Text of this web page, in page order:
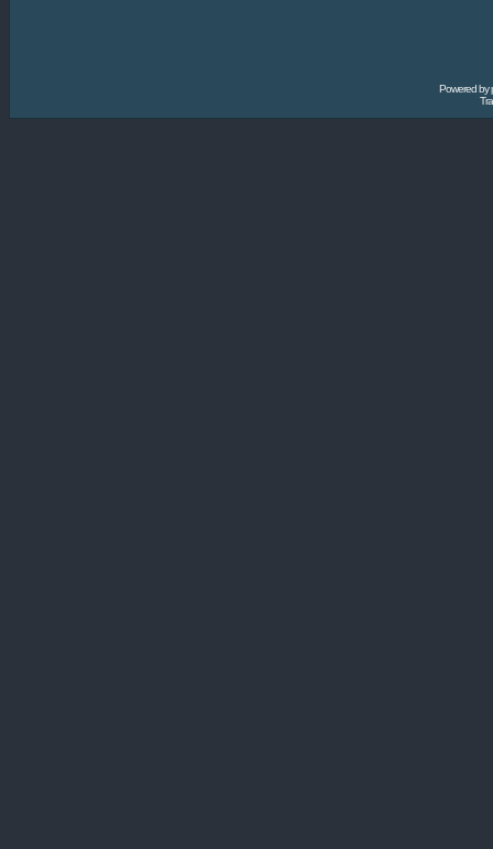
Powered by